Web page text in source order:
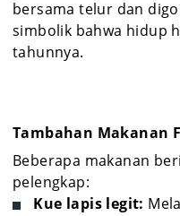
bersama telur dan
simbolik bahwa hidup
tahunnya.
Tambahan Makanan
Beberapa makanan
pelengkap:
Kue lapis legit: